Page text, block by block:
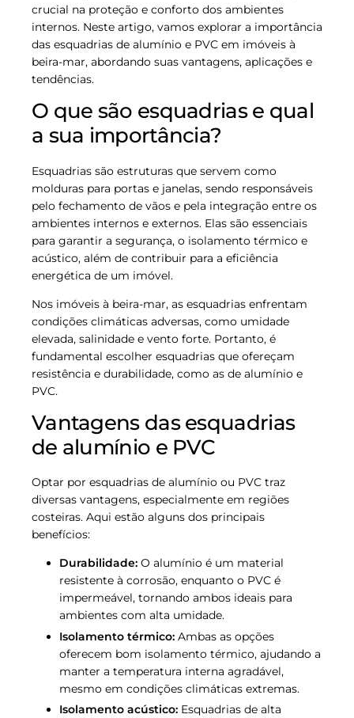
crucial na proteção e conforto dos ambientes
internos. Neste artigo, vamos explorar a importância
das esquadrias de alumínio e PVC em imóveis à
beira-mar, abordando suas vantagens, aplicações e
tendências.
O que são esquadrias e qual
a sua importância?
Esquadrias são estruturas que servem como
molduras para portas e janelas, sendo responsáveis
pelo fechamento de vãos e pela integração entre os
ambientes internos e externos. Elas são essenciais
para garantir a segurança, o isolamento térmico e
acústico, além de contribuir para a eficiência
energética de um imóvel.
Nos imóveis à beira-mar, as esquadrias enfrentam
condições climáticas adversas, como umidade
elevada, salinidade e vento forte. Portanto, é
fundamental escolher esquadrias que ofereçam
resistência e durabilidade, como as de alumínio e
PVC.
Vantagens das esquadrias
de alumínio e PVC
Optar por esquadrias de alumínio ou PVC traz
diversas vantagens, especialmente em regiões
costeiras. Aqui estão alguns dos principais
benefícios:
Durabilidade: O alumínio é um material
resistente à corrosão, enquanto o PVC é
impermeável, tornando ambos ideais para
ambientes com alta umidade.
Isolamento térmico: Ambas as opções
oferecem bom isolamento térmico, ajudando a
manter a temperatura interna agradável,
mesmo em condições climáticas extremas.
Isolamento acústico: Esquadrias de alta